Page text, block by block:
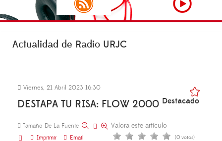
Actualidad de Radio URJC
Viernes, 21 Abril 2023 16:30
DESTAPA TU RISA: FLOW 2000 Destacado
Tamaño De La Fuente
Imprimir
Email
Valora este artículo
(0 votos)